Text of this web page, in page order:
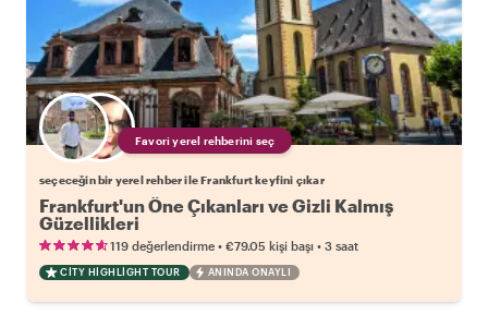
Favori yerel rehberini seç
seçeceğin bir yerel rehber ile Frankfurt keyfini çıkar
Frankfurt'un Öne Çıkanları ve Gizli Kalmış
Güzellikleri
119 değerlendirme • €79.05 kişi başı • 3 saat
CITY HIGHLIGHT TOUR ANINDA ONAYLI